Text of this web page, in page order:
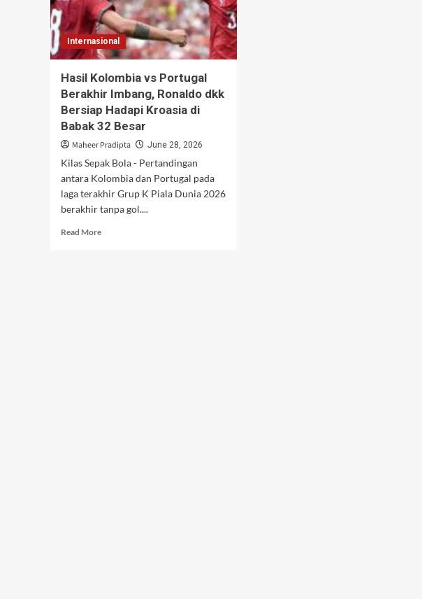
Internasional
Hasil Kolombia vs Portugal
Berakhir Imbang, Ronaldo dkk
Bersiap Hadapi Kroasia di
Babak 32 Besar
Maheer Pradipta June 28, 2026
Kilas Sepak Bola - Pertandingan
antara Kolombia dan Portugal pada
laga terakhir Grup K Piala Dunia 2026
berakhir tanpa gol....
Read MoreRead